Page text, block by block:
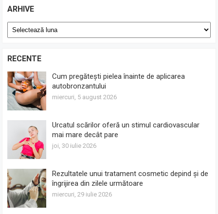
ARHIVE
Arhive
RECENTE
Cum pregătești pielea înainte de aplicarea
autobronzantului
miercuri, 5 august 2026
Urcatul scărilor oferă un stimul cardiovascular
mai mare decât pare
joi, 30 iulie 2026
Rezultatele unui tratament cosmetic depind și de
îngrijirea din zilele următoare
miercuri, 29 iulie 2026